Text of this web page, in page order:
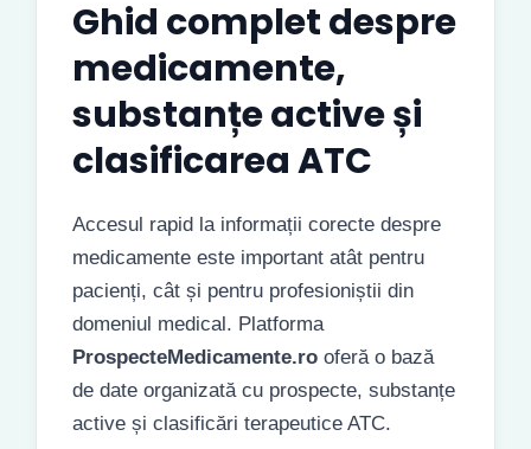
Ghid complet despre
medicamente,
substanțe active și
clasificarea ATC
Accesul rapid la informații corecte despre
medicamente este important atât pentru
pacienți, cât și pentru profesioniștii din
domeniul medical. Platforma
ProspecteMedicamente.ro oferă o bază
de date organizată cu prospecte, substanțe
active și clasificări terapeutice ATC.